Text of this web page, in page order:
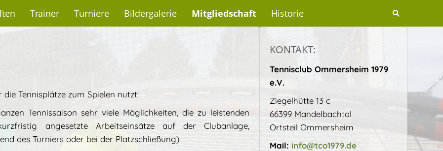
Trainer Turniere Bildergalerie Mitgliedschaft Historie
Tennisplätze zum Spielen nutzt!
Tennissaison sehr viele Möglichkeiten, die zu leistenden
angesetzte Arbeitseinsätze auf der Clubanlage,
des Turniers oder bei der Platzschließung).
KONTAKT:
Tennisclub Ommersheim 1979
e.V.
Ziegelhütte 13 c
66399 Mandelbachtal
Ortsteil Ommersheim
Mail: info@tco1979.de